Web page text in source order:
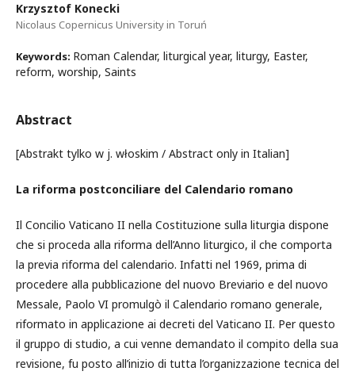
Krzysztof Konecki
Nicolaus Copernicus University in Toruń
Keywords: Roman Calendar, liturgical year, liturgy, Easter,
reform, worship, Saints
Abstract
[Abstrakt tylko w j. włoskim / Abstract only in Italian]
La riforma postconciliare del Calendario romano
Il Concilio Vaticano II nella Costituzione sulla liturgia dispone
che si proceda alla riforma dell’Anno liturgico, il che comporta
la previa riforma del calendario. Infatti nel 1969, prima di
procedere alla pubblicazione del nuovo Breviario e del nuovo
Messale, Paolo VI promulgò il Calendario romano generale,
riformato in applicazione ai decreti del Vaticano II. Per questo
il gruppo di studio, a cui venne demandato il compito della sua
revisione, fu posto all’inizio di tutta l’organizzazione tecnica del